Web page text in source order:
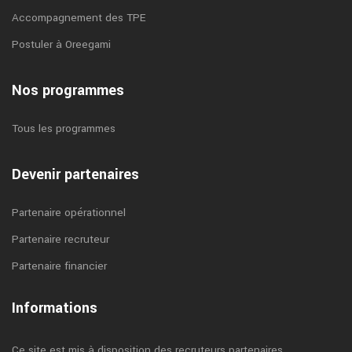
Accompagnement des TPE
Postuler à Oreegami
Nos programmes
Tous les programmes
Devenir partenaires
Partenaire opérationnel
Partenaire recruteur
Partenaire financier
Informations